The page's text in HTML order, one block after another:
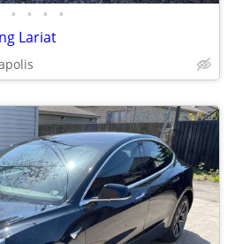
• • • •
Lariat